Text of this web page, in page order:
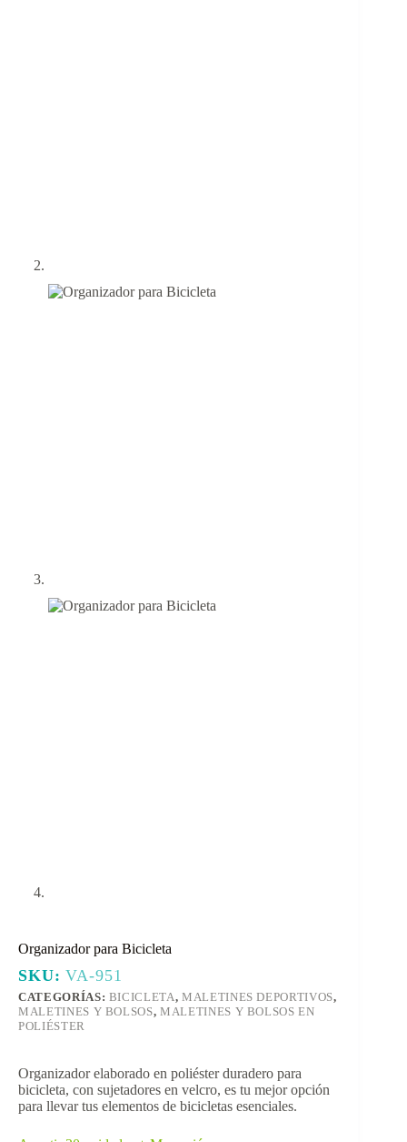
Organizador para Bicicleta
SKU:VA-951
CATEGORÍAS: BICICLETA, MALETINES DEPORTIVOS,
MALETINES Y BOLSOS,MALETINES Y BOLSOS EN
POLIÉSTER
Organizador elaborado en poliéster duradero para
bicicleta, con sujetadores en velcro, es tu mejor opción
para llevar tus elementos de bicicletas esenciales.